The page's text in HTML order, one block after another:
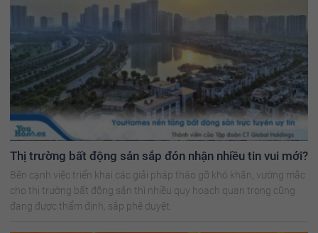
Thị trường bất động sản sắp đón nhận nhiều tin vui mới?
Bên cạnh việc triển khai các giải pháp tháo gỡ khó khăn, vướng mắc
cho thị trường bất động sản thì nhiều quy hoạch quan trọng cũng
đang được thẩm định, sắp phê duyệt.